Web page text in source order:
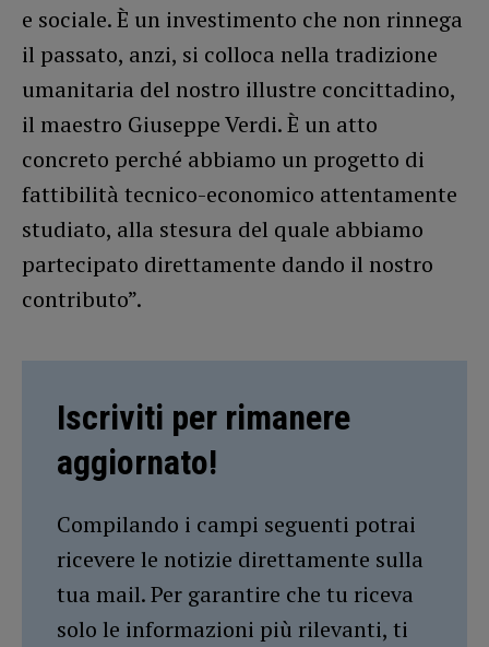
e sociale. È un investimento che non rinnega
il passato, anzi, si colloca nella tradizione
umanitaria del nostro illustre concittadino,
il maestro Giuseppe Verdi. È un atto
concreto perché abbiamo un progetto di
fattibilità tecnico-economico attentamente
studiato, alla stesura del quale abbiamo
partecipato direttamente dando il nostro
contributo”.
Iscriviti per rimanere
aggiornato!
Compilando i campi seguenti potrai
ricevere le notizie direttamente sulla
tua mail. Per garantire che tu riceva
solo le informazioni più rilevanti, ti